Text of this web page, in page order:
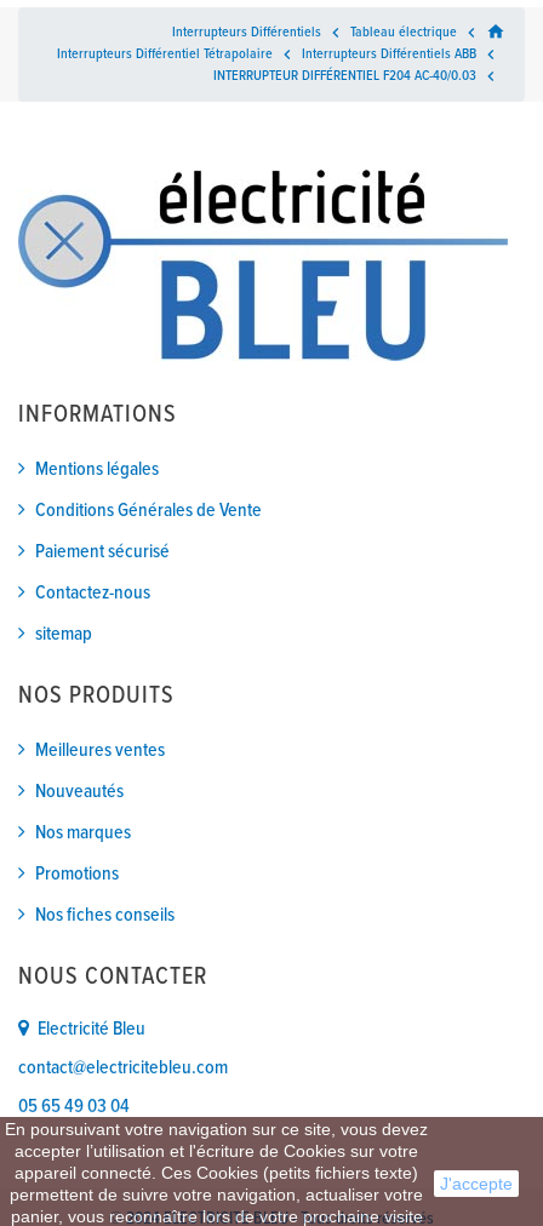
home

Tableau électrique

Interrupteurs Différentiels

Interrupteurs Différentiels ABB

Interrupteurs Différentiel Tétrapolaire

INTERRUPTEUR DIFFÉRENTIEL F204 AC-40/0.03
INFORMATIONS
Mentions légales
Conditions Générales de Vente
Paiement sécurisé
Contactez-nous
sitemap
NOS PRODUITS
Meilleures ventes
Nouveautés
Nos marques
Promotions
Nos fiches conseils
NOUS CONTACTER
Electricité Bleu
contact@electricitebleu.com
05 65 49 03 04
En poursuivant votre navigation sur ce site, vous devez
accepter l’utilisation et l'écriture de Cookies sur votre
appareil connecté. Ces Cookies (petits fichiers texte)
permettent de suivre votre navigation, actualiser votre
panier, vous reconnaître lors de votre prochaine visite
J'accepte
© 2024 ELECTRICITE BLEU - Tous droits réservés